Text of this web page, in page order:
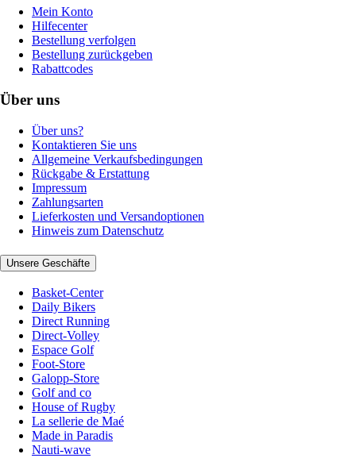
Mein Konto
Hilfecenter
Bestellung verfolgen
Bestellung zurückgeben
Rabattcodes
Über uns
Über uns?
Kontaktieren Sie uns
Allgemeine Verkaufsbedingungen
Rückgabe & Erstattung
Impressum
Zahlungsarten
Lieferkosten und Versandoptionen
Hinweis zum Datenschutz
Unsere Geschäfte
Basket-Center
Daily Bikers
Direct Running
Direct-Volley
Espace Golf
Foot-Store
Galopp-Store
Golf and co
House of Rugby
La sellerie de Maé
Made in Paradis
Nauti-wave